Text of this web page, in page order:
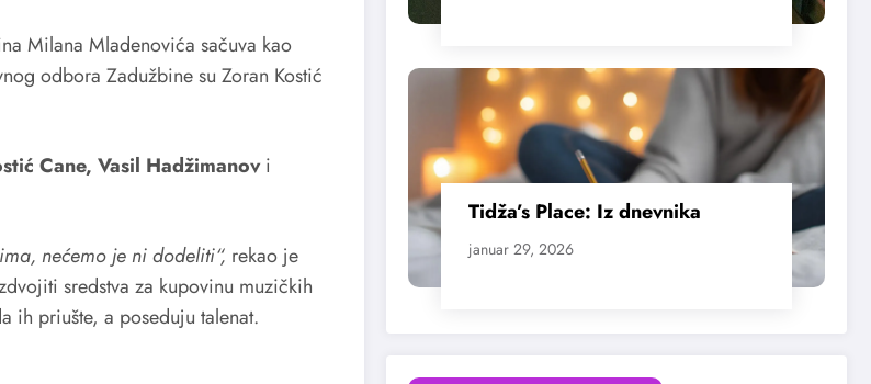
Milana Mladenovića sačuva kao
odbora Zadužbine su Zoran Kostić
Cane, Vasil Hadžimanovi
nećemo je ni dodeliti“, rekao je
sredstva za kupovinu muzičkih
ih priušte, a poseduju talenat.
Tidža’s Place: Iz dnevnika
januar 29, 2026